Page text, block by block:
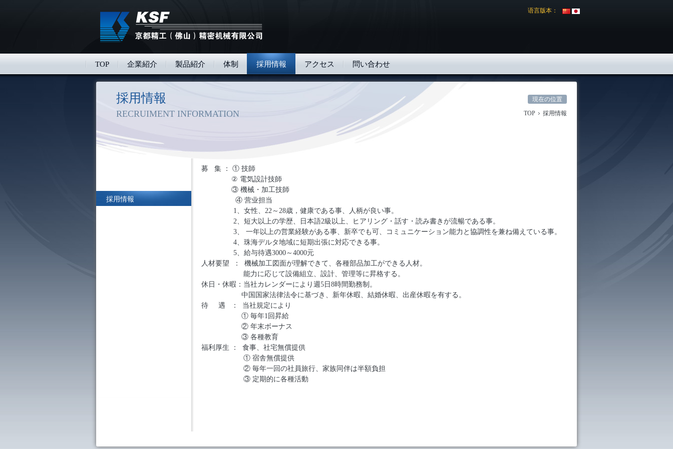
语言版本：
TOP 企業紹介 製品紹介 体制 採用情報 アクセス 問い合わせ
採用情報
RECRUIMENT INFORMATION
現在の位置
TOP
採用情報
採用情報
募 集 ： ① 技師
② 電気設計技師
③ 機械・加工技師
④ 营业担当
1、 女性、 22 ～28歳，健康である事、
人柄が良い事。
2、 短大以上の学歴、日本語2級以上、ヒアリング・話す・読み書きが流暢である事。
3、
一年以上の営業経験がある事、新卒でも可、コミュニケーション能力と協調性を兼ね備えている事。
4、 珠海デルタ地域に短期出張に対応できる事。
5、 給与待遇3000～4000元
人材要望
： 機械加工図面が理解できて、各種部品加工ができる人材。
能力に応じて設備組立、設計、管理等に昇格する。
休日・休暇 ：当社カレンダーにより週5日8時間勤務制。
中国国家法律法令に基づき、新年休暇、結婚休暇、出産休暇を有する。
待 遇 ： 当社規定により
① 毎年1回昇給
② 年末ボーナス
③ 各種教育
福利厚生 ： 食事、社宅無償提供
① 宿舎無償提供
② 毎年一回の社員旅行、家族同伴は半額負担
③ 定期的に各種活動